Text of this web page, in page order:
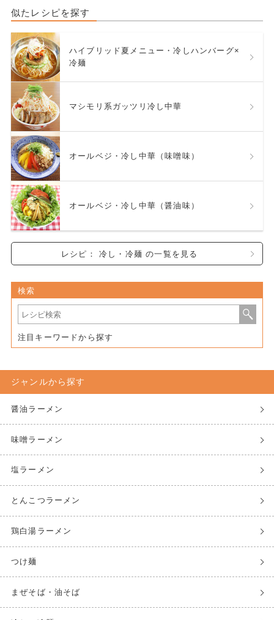
似たレシピを探す
ハイブリッド夏メニュー・冷しハンバーグ×
冷麺
マシモリ系ガッツリ冷し中華
オールベジ・冷し中華（味噌味）
オールベジ・冷し中華（醤油味）
レシピ： 冷し・冷麺 の一覧を見る
検索
注目キーワードから探す
ジャンルから探す
醤油ラーメン
味噌ラーメン
塩ラーメン
とんこつラーメン
鶏白湯ラーメン
つけ麺
まぜそば・油そば